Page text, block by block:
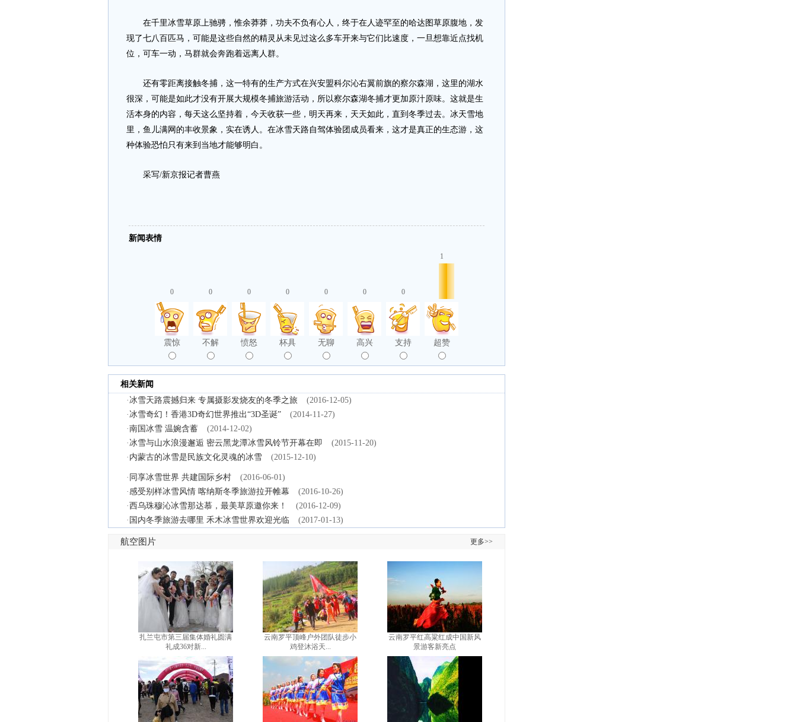
在千里冰雪草原上驰骋，惟余莽莽，功夫不负有心人，终于在人迹罕至的哈达图草原腹地，发
现了七八百匹马，可能是这些自然的精灵从未见过这么多车开来与它们比速度，一旦想靠近点找机
位，可车一动，马群就会奔跑着远离人群。
还有零距离接触冬捕，这一特有的生产方式在兴安盟科尔沁右翼前旗的察尔森湖，这里的湖水
很深，可能是如此才没有开展大规模冬捕旅游活动，所以察尔森湖冬捕才更加原汁原味。这就是生
活本身的内容，每天这么坚持着，今天收获一些，明天再来，天天如此，直到冬季过去。冰天雪地
里，鱼儿满网的丰收景象，实在诱人。在冰雪天路自驾体验团成员看来，这才是真正的生态游，这
种体验恐怕只有来到当地才能够明白。
采写/新京报记者曹燕
新闻表情
0
震惊
0
不解
0
愤怒
0
杯具
0
无聊
0
高兴
0
支持
1
超赞
相关新闻
·冰雪天路震撼归来 专属摄影发烧友的冬季之旅
(2016-12-05)
·冰雪奇幻！香港3D奇幻世界推出“3D圣诞”
(2014-11-27)
·南国冰雪 温婉含蓄
(2014-12-02)
·冰雪与山水浪漫邂逅 密云黑龙潭冰雪风铃节开幕在即
(2015-11-20)
· 内蒙古的冰雪是民族文化灵魂的冰雪 (2015-12-10)
· 同享冰雪世界 共建国际乡村
(2016-06-01)
·感受别样冰雪风情 喀纳斯冬季旅游拉开帷幕
(2016-10-26)
·西乌珠穆沁冰雪那达慕，最美草原邀你来！
(2016-12-09)
· 国内冬季旅游去哪里 禾木冰雪世界欢迎光临 (2017-01-13)
航空图片 更多>>
扎兰屯市第三届集体婚礼圆满
礼成36对新...
云南罗平顶峰户外团队徒步小
鸡登沐浴天...
云南罗平红高粱红成中国新风
景游客新亮点